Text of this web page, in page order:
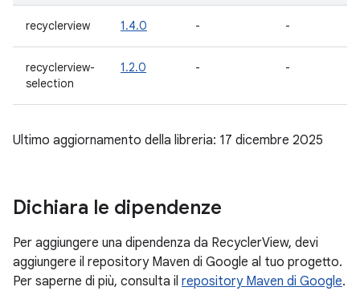
recyclerview 1.4.0 - -
recyclerview-
selection
1.2.0 - -
Ultimo aggiornamento della libreria: 17 dicembre 2025
Dichiara le dipendenze
Per aggiungere una dipendenza da RecyclerView, devi
aggiungere il repository Maven di Google al tuo progetto.
Per saperne di più, consulta il repository Maven di Google.